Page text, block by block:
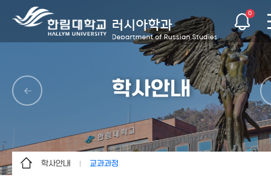
0
학사안내
학사안내 교과과정